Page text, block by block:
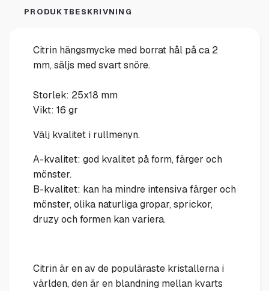
PRODUKTBESKRIVNING
Citrin hängsmycke med borrat hål på ca 2
mm, säljs med svart snöre.
Storlek: 25x18 mm
Vikt: 16 gr
Välj kvalitet i rullmenyn.
A-kvalitet: god kvalitet på form, färger och
mönster.
B-kvalitet: kan ha mindre intensiva färger och
mönster, olika naturliga gropar, sprickor,
druzy och formen kan variera.
Citrin är en av de populäraste kristallerna i
världen, den är en blandning mellan kvarts